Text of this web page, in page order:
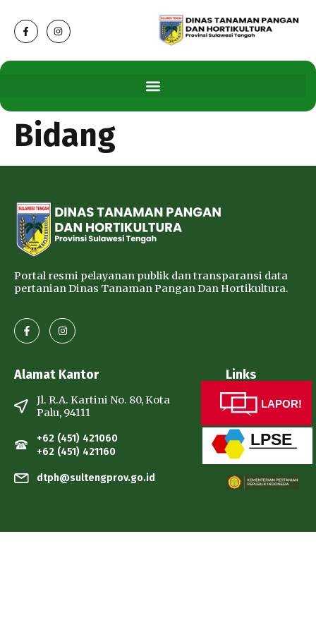
Bidang
Portal resmi pelayanan publik dan transparansi data
pertanian Dinas Tanaman Pangan Dan Hortikultura.
Alamat Kantor
Jl. R.A. Kartini No. 80, Kota
Palu, 94111
+62 (451) 421060
+62 (451) 421160
dtph@sultengprov.go.id
Links
LAPOR!
LPSE